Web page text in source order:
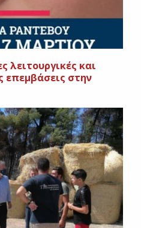
λειτουργικές και
επεμβάσεις στην